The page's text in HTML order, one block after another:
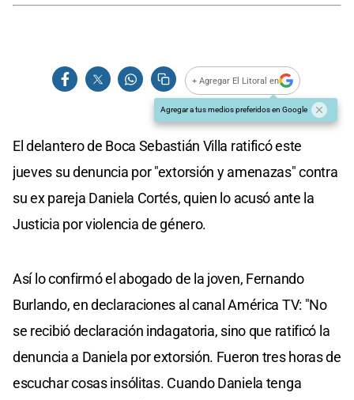
+ Agregar El Litoral en
Agregar a tus medios preferidos en Google
El delantero de Boca Sebastián Villa ratificó este
jueves su denuncia por "extorsión y amenazas" contra
su ex pareja Daniela Cortés, quien lo acusó ante la
Justicia por violencia de género.
Así lo confirmó el abogado de la joven, Fernando
Burlando, en declaraciones al canal América TV: "No
se recibió declaración indagatoria, sino que ratificó la
denuncia a Daniela por extorsión. Fueron tres horas de
escuchar cosas insólitas. Cuando Daniela tenga